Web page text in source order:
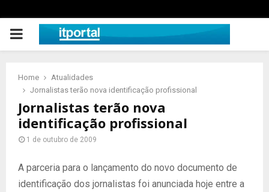
PRIMARY
Home
Atualidades
Jornalistas terão nova identificação profissional
Jornalistas terão nova
identificação profissional
1 de outubro de 2009
A parceria para o lançamento do novo documento de
identificação dos jornalistas foi anunciada hoje entre a